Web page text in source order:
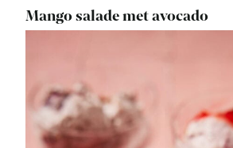
Mango salade met avocado